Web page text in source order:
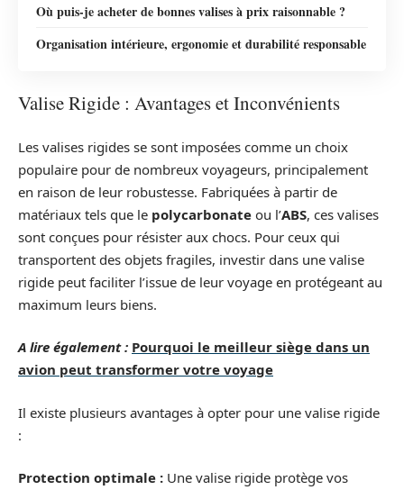
Où puis-je acheter de bonnes valises à prix raisonnable ?
Organisation intérieure, ergonomie et durabilité responsable
Valise Rigide : Avantages et Inconvénients
Les valises rigides se sont imposées comme un choix
populaire pour de nombreux voyageurs, principalement
en raison de leur robustesse. Fabriquées à partir de
matériaux tels que le polycarbonate ou l’ABS, ces valises
sont conçues pour résister aux chocs. Pour ceux qui
transportent des objets fragiles, investir dans une valise
rigide peut faciliter l’issue de leur voyage en protégeant au
maximum leurs biens.
A lire également : Pourquoi le meilleur siège dans un
avion peut transformer votre voyage
Il existe plusieurs avantages à opter pour une valise rigide
:
Protection optimale : Une valise rigide protège vos